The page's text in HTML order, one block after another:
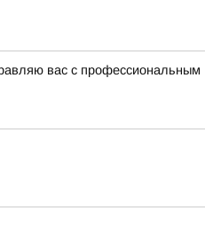
вас с профессиональным